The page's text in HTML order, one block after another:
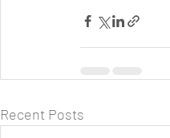
Recent Posts